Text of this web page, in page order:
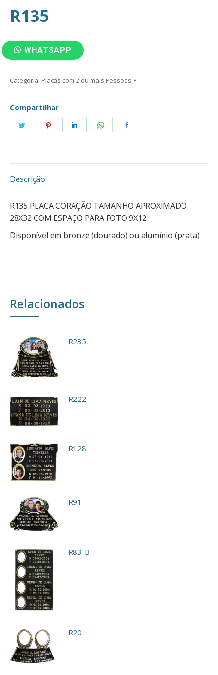
R135
WHATSAPP
Categoria: Placas com 2 ou mais Pessoas
Compartilhar
CompartilharCompartilharCompartilharCompartilhar
Descrição
R135 PLACA CORAÇÃO TAMANHO APROXIMADO
28X32 COM ESPAÇO PARA FOTO 9X12
Disponível em bronze (dourado) ou alumínio (prata).
Relacionados
R235
R222
R128
R91
R83-B
R20